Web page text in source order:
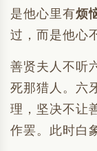
是他心里有烦
过，而是他心
善贤夫人不听
死那猎人。六
理，坚决不让
作罢。此时白